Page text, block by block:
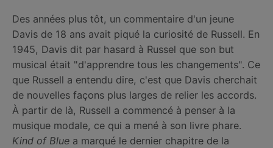
Des années plus tôt, un commentaire d'un jeune
Davis de 18 ans avait piqué la curiosité de Russell. En
1945, Davis dit par hasard à Russel que son but
musical était "d'apprendre tous les changements". Ce
que Russell a entendu dire, c'est que Davis cherchait
de nouvelles façons plus larges de relier les accords.
À partir de là, Russell a commencé à penser à la
musique modale, ce qui a mené à son livre phare.
Kind of Blue a marqué le dernier chapitre de la